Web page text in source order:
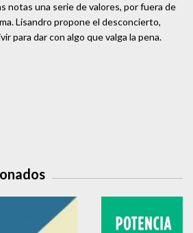
notas una serie de valores, por fuera de
Lisandro propone el desconcierto,
para dar con algo que valga la pena.